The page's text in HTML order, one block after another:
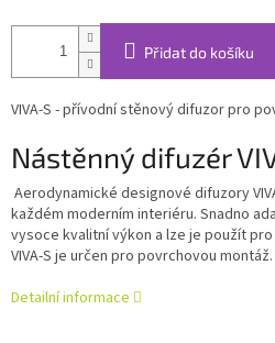
Přidat do košíku
VIVA-S - přívodní stěnový difuzor pro
Nástěnný difuzér
Aerodynamické designové difuzory
každém moderním interiéru. Snadno
vysoce kvalitní výkon a lze je použít
VIVA-S je určen pro povrchovou montáž.
Detailní informace